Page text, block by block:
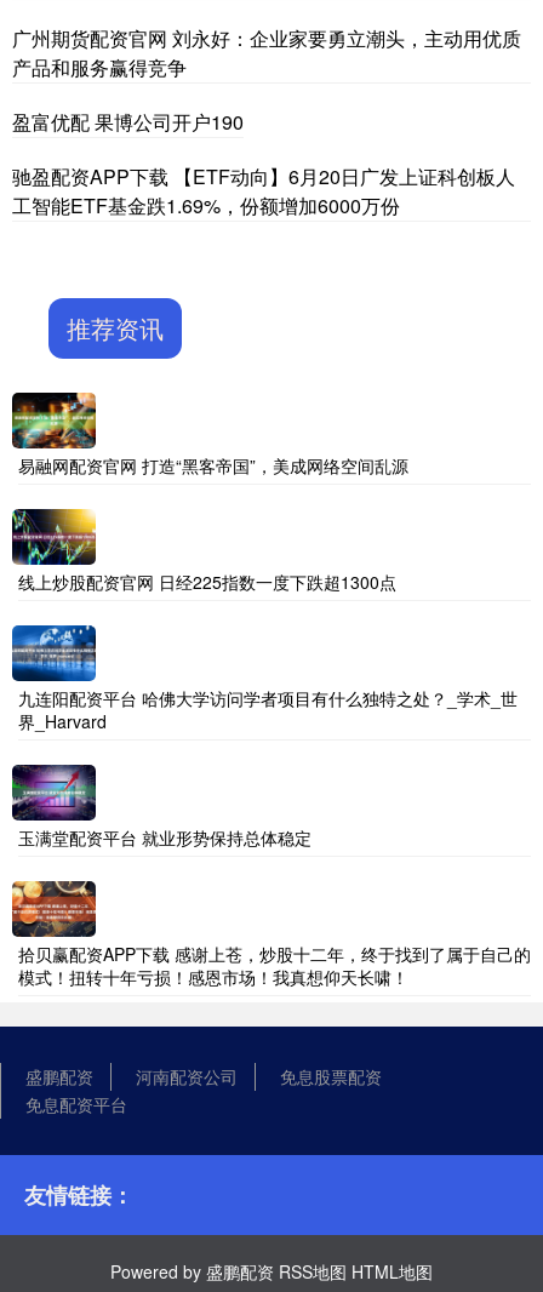
广州期货配资官网 刘永好：企业家要勇立潮头，主动用优质
产品和服务赢得竞争
盈富优配 果博公司开户190
驰盈配资APP下载 【ETF动向】6月20日广发上证科创板人
工智能ETF基金跌1.69%，份额增加6000万份
推荐资讯
易融网配资官网 打造“黑客帝国”，美成网络空间乱源
线上炒股配资官网 日经225指数一度下跌超1300点
九连阳配资平台 哈佛大学访问学者项目有什么独特之处？_学术_世
界_Harvard
玉满堂配资平台 就业形势保持总体稳定
拾贝赢配资APP下载 感谢上苍，炒股十二年，终于找到了属于自己的
模式！扭转十年亏损！感恩市场！我真想仰天长啸！
盛鹏配资 河南配资公司
免息股票配资
免息配资平台
友情链接：
Powered by 盛鹏配资 RSS地图 HTML地图